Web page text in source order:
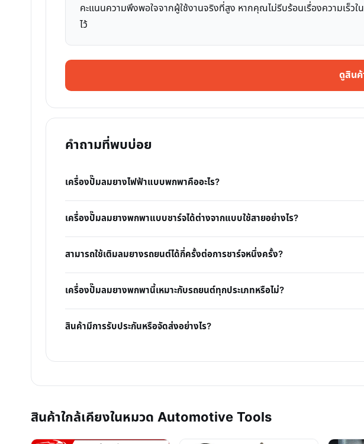
คะแนนความพึงพอใจจากผู้ใช้งานจริงที่สูง หากคุณไม่รีบร้อนเรื่องความเ
ไว้
ดูสินค้
คำถามที่พบบ่อย
เครื่องปั๊มลมยางไฟฟ้าแบบพกพาคืออะไร?
เครื่องปั๊มลมยางพกพาแบบชาร์จได้ต่างจากแบบใช้สายอย่างไร?
สามารถใช้เติมลมยางรถยนต์ได้กี่ครั้งต่อการชาร์จหนึ่งครั้ง?
เครื่องปั๊มลมยางพกพานี้เหมาะกับรถยนต์ทุกประเภทหรือไม่?
สินค้ามีการรับประกันหรือจัดส่งอย่างไร?
สินค้าใกล้เคียงในหมวด Automotive Tools